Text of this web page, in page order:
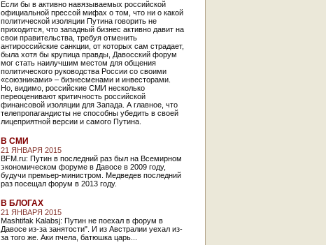
Если бы в активно навязываемых российской
официальной прессой мифах о том, что ни о какой
политической изоляции Путина говорить не
приходится, что западный бизнес активно давит на
свои правительства, требуя отменить
антироссийские санкции, от которых сам страдает,
была хотя бы крупица правды, Давосский форум
мог стать наилучшим местом для общения
политического руководства России со своими
«союзниками» – бизнесменами и инвесторами.
Но, видимо, российские СМИ несколько
переоценивают критичность российской
финансовой изоляции для Запада. А главное, что
телепропагандисты не способны убедить в своей
лицеприятной версии и самого Путина.
В СМИ
21 ЯНВАРЯ 2015
BFM.ru: Путин в последний раз был на Всемирном
экономическом форуме в Давосе в 2009 году,
будучи премьер-министром. Медведев последний
раз посещал форум в 2013 году.
В БЛОГАХ
21 ЯНВАРЯ 2015
Mashtifak Kalabsj: Путин не поехал в форум в
Давосе из-за занятости". И из Австралии уехал из-
за того же. Аки пчела, батюшка царь...